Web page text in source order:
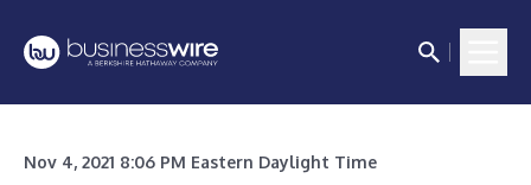
Nov 4, 2021 8:06 PM Eastern Daylight Time